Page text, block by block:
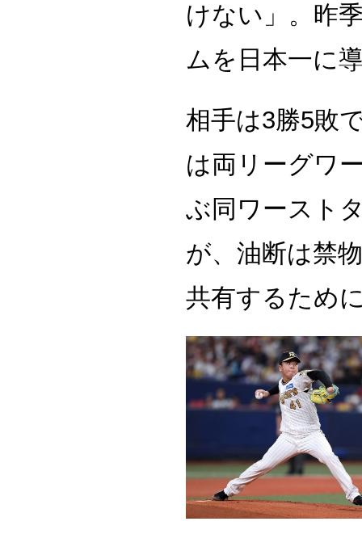
けない」。昨
ムを日本一に
相手は3勝5敗
は両リーグワ
ぶ同ワースト
が、油断は禁
共有するため